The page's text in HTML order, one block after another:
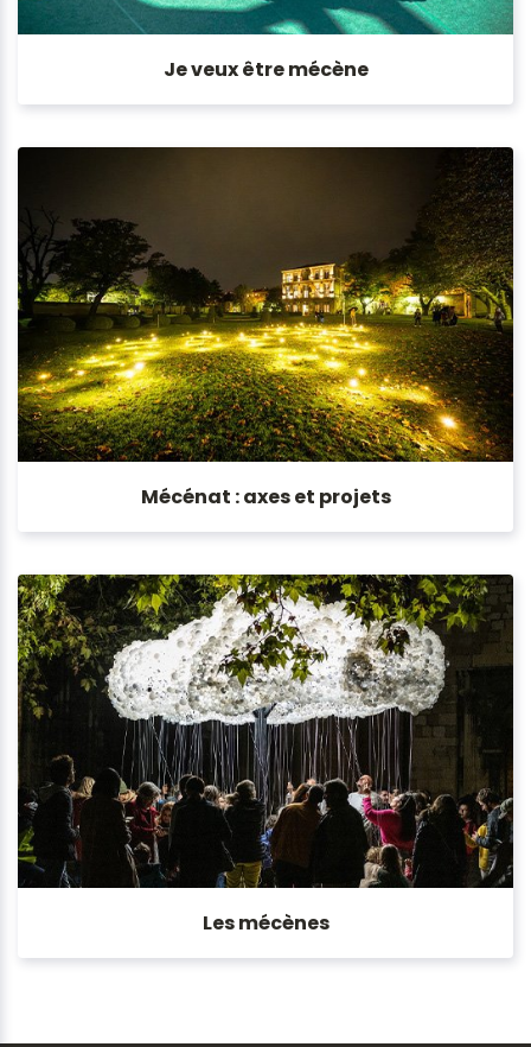
Je veux être mécène
Mécénat : axes et projets
Les mécènes